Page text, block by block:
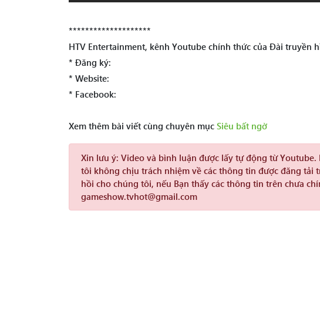
********************
HTV Entertainment, kênh Youtube chính thức của Đài truyền
* Đăng ký:
* Website:
* Facebook:
Xem thêm bài viết cùng chuyên mục Siêu bất ngờ
Xin lưu ý: Video và bình luận được lấy tự động từ
tôi không chịu trách nhiệm về các thông tin được đăng
hồi cho chúng tôi, nếu Bạn thấy các thông tin trên chưa
gameshow.tvhot@gmail.com